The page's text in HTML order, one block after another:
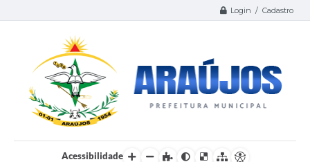
Login / Cadastro
Acessibilidade